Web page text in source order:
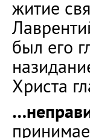
житие
был его
Христа